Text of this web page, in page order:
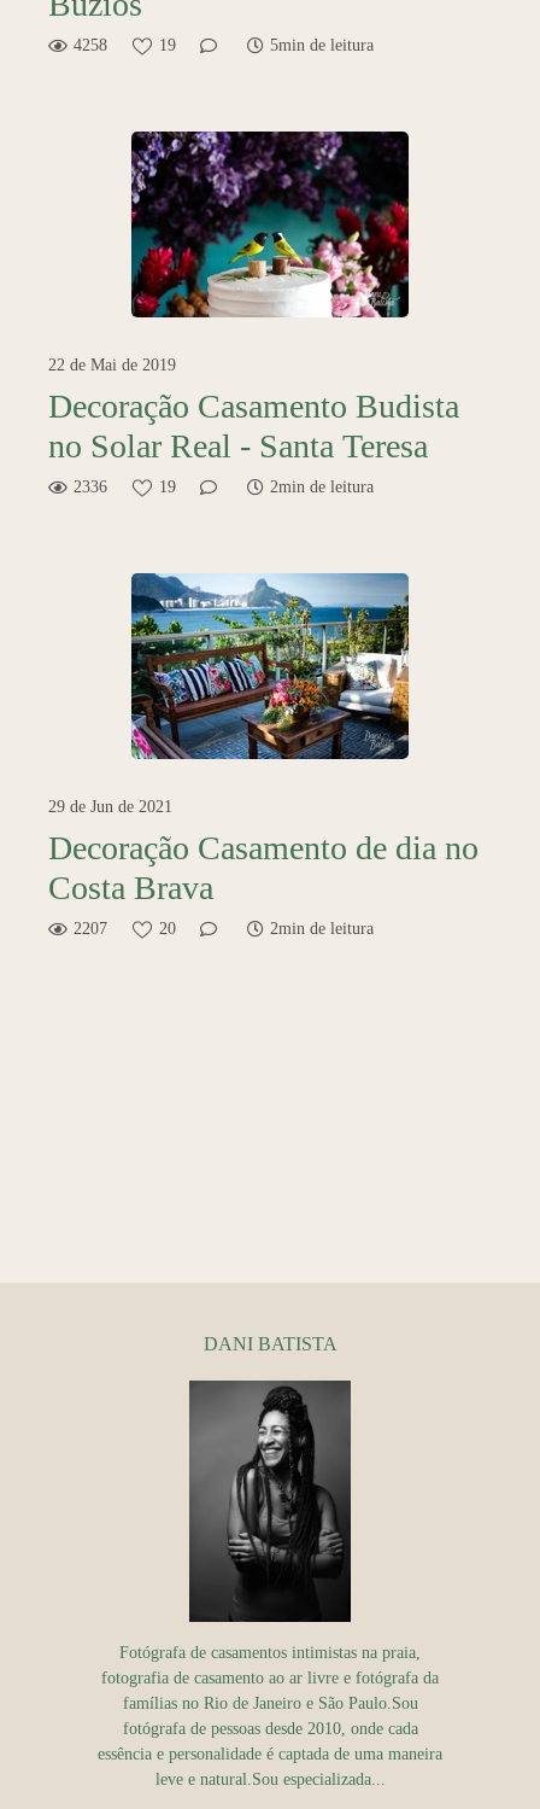
4258 19 5min de leitura
22 de Mai de 2019
Decoração Casamento Budista
no Solar Real - Santa Teresa
2336 19 2min de leitura
29 de Jun de 2021
Decoração Casamento de dia no
Costa Brava
2207 20 2min de leitura
DANI BATISTA
Fotógrafa de casamentos intimistas na praia,
fotografia de casamento ao ar livre e fotógrafa da
famílias no Rio de Janeiro e São Paulo.Sou
fotógrafa de pessoas desde 2010, onde cada
essência e personalidade é captada de uma maneira
leve e natural.Sou especializada...